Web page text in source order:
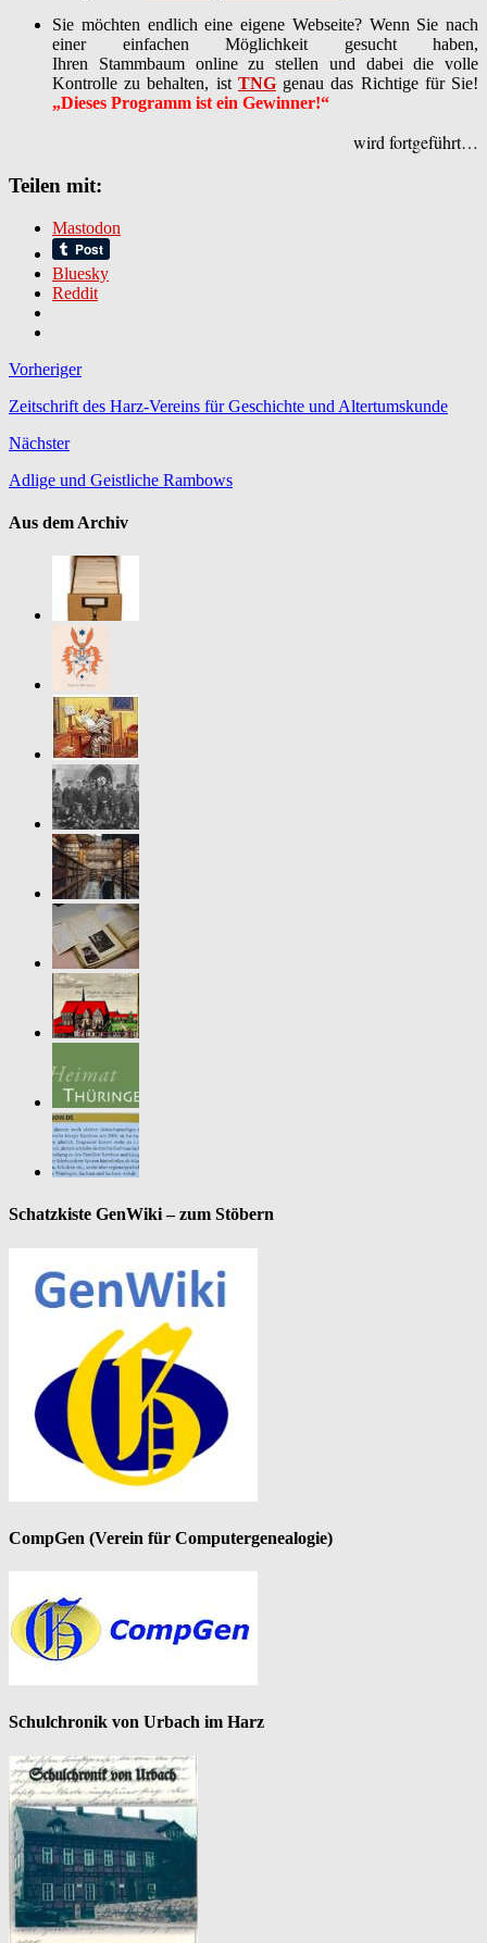
Sie möchten endlich eine eigene Webseite? Wenn Sie nach
einer einfachen Möglichkeit gesucht haben,
Ihren Stammbaum online zu stellen und dabei die volle
Kontrolle zu behalten, ist TNGgenau das Richtige für Sie!
„Dieses Programm ist ein Gewinner!“
wird fortgeführt…
Teilen mit:
Mastodon
Bluesky
Reddit
Vorheriger
Zeitschrift des Harz-Vereins für Geschichte und Altertumskunde
Nächster
Adlige und Geistliche Rambows
Aus dem Archiv
Schatzkiste GenWiki – zum Stöbern
CompGen (Verein für Computergenealogie)
Schulchronik von Urbach im Harz